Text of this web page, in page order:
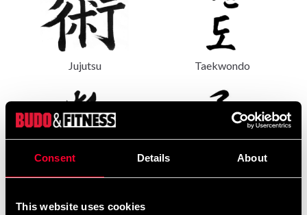
Consent Details About
This website uses cookies
Jujutsu Taekwondo